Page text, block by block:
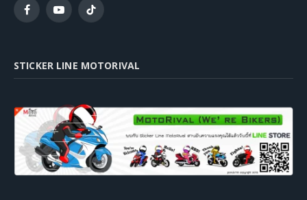
FacebookYouTubeTikTok
STICKER LINE MOTORIVAL